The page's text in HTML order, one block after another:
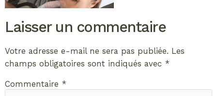
Laisser un commentaire
Votre adresse e-mail ne sera pas publiée. Les
champs obligatoires sont indiqués avec *
Commentaire *